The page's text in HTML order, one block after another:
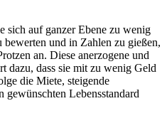
sich auf ganzer Ebene zu wenig
und in Zahlen zu gießen,
an. Diese anerzogene und
dazu, dass sie mit zu wenig Geld
die Miete, steigende
gewünschten Lebensstandard